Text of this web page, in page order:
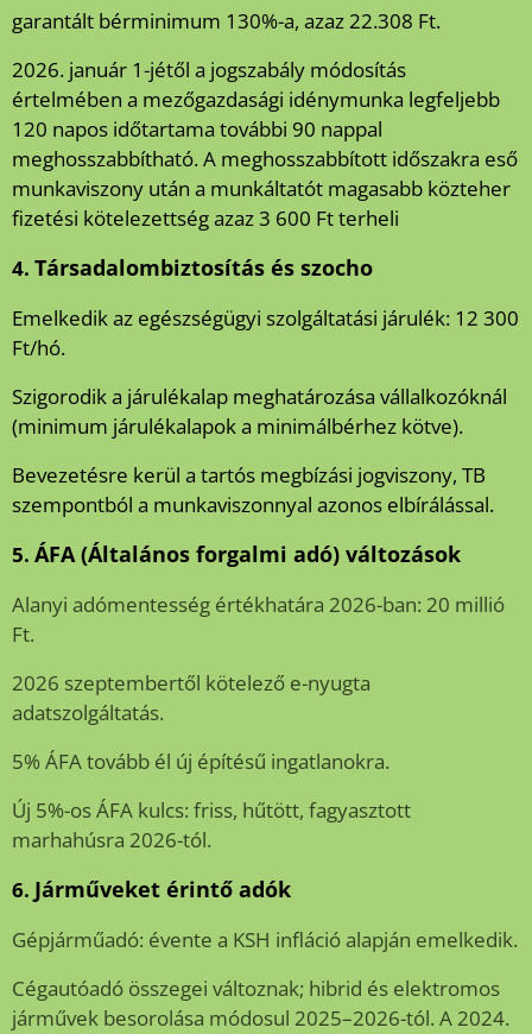
garantált bérminimum 130%-a, azaz 22.308 Ft.
2026. január 1-jétől a jogszabály módosítás
értelmében a mezőgazdasági idénymunka legfeljebb
120 napos időtartama további 90 nappal
meghosszabbítható. A meghosszabbított időszakra eső
munkaviszony után a munkáltatót magasabb közteher
fizetési kötelezettség azaz 3 600 Ft terheli
4. Társadalombiztosítás és szocho
Emelkedik az egészségügyi szolgáltatási járulék: 12 300
Ft/hó.
Szigorodik a járulékalap meghatározása vállalkozóknál
(minimum járulékalapok a minimálbérhez kötve).
Bevezetésre kerül a tartós megbízási jogviszony, TB
szempontból a munkaviszonnyal azonos elbírálással.
5. ÁFA (Általános forgalmi adó) változások
Alanyi adómentesség értékhatára 2026-ban: 20 millió
Ft.
2026 szeptembertől kötelező e-nyugta
adatszolgáltatás.
5% ÁFA tovább él új építésű ingatlanokra.
Új 5%-os ÁFA kulcs: friss, hűtött, fagyasztott
marhahúsra 2026-tól.
6. Járműveket érintő adók
Gépjárműadó: évente a KSH infláció alapján emelkedik.
Cégautóadó összegei változnak; hibrid és elektromos
járművek besorolása módosul 2025–2026-tól. A 2024.